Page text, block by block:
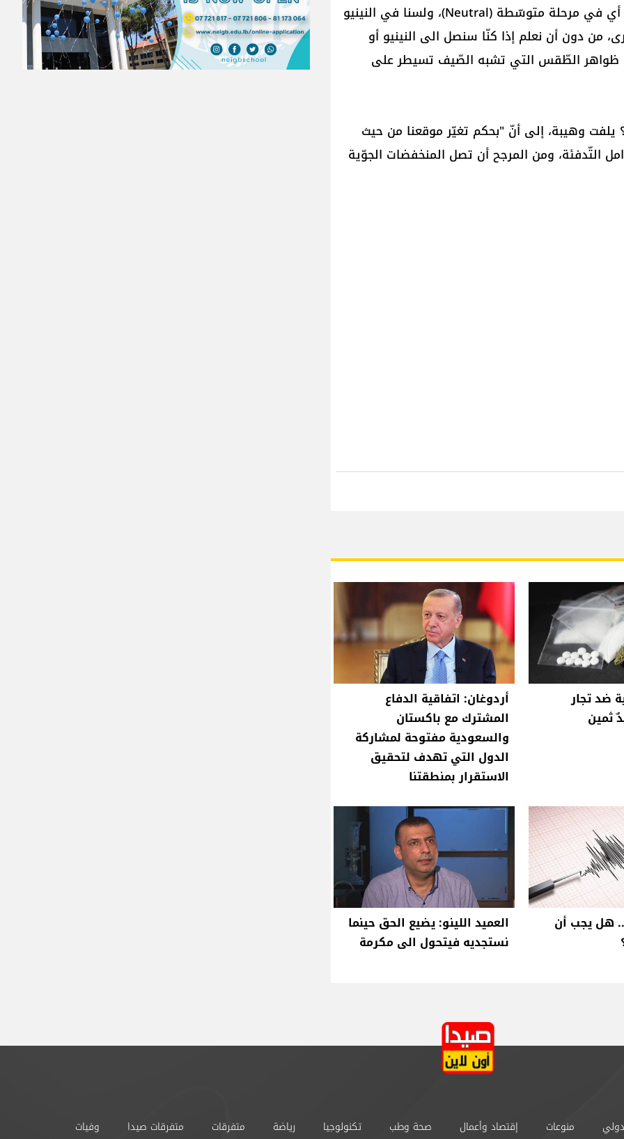
ويوضح وهيبة، أنّ "لبنان حالياً في مرحلة غير واضحة، أي في مرحلة متوسّطة (Neutral)، ولسنا في النينيو
من دون أن نعلم إذا كنّا سنصل الى النينيو أو
ظواهر الطّقس التي تشبه الصّيف تسيطر على
يلفت وهيبة، إلى أنّ "بحكم تغيّر موقعنا من حيث
التّدفئة، ومن المرجح أن تصل المنخفضات الجوّية
ضد تجار
ثمين
أردوغان: اتفاقية الدفاع
المشترك مع باكستان
والسعودية مفتوحة لمشاركة
الدول التي تهدف لتحقيق
الاستقرار بمنطقتنا
هل يجب أن
العميد اللينو: يضيع الحق حينما
نستجديه فيتحول الى مكرمة
منوعات إقتصاد وأعمال صحة وطب تكنولوجيا رياضة متفرقات متفرقات صيدا وفيات